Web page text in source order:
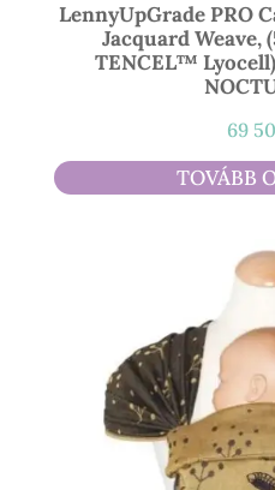
LennyUpGrade PRO
Jacquard Weave,
TENCEL™
69
TOVÁBB